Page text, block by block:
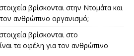
βρίσκονται στην Ντομάτα και
ανθρώπινο οργανισμό;
βρίσκονται στο
τα οφέλη για τον ανθρώπινο